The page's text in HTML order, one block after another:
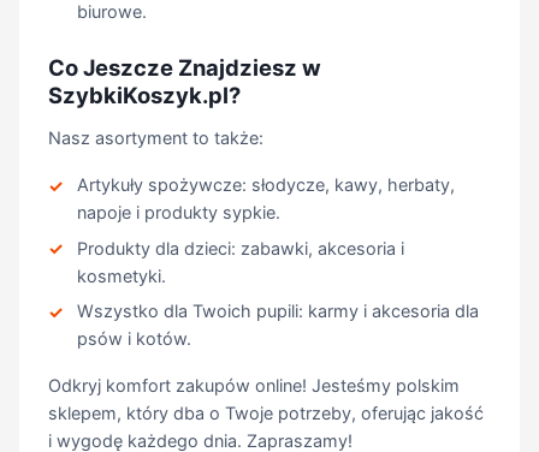
biurowe.
Co Jeszcze Znajdziesz w
SzybkiKoszyk.pl?
Nasz asortyment to także:
Artykuły spożywcze: słodycze, kawy, herbaty,
napoje i produkty sypkie.
Produkty dla dzieci: zabawki, akcesoria i
kosmetyki.
Wszystko dla Twoich pupili: karmy i akcesoria dla
psów i kotów.
Odkryj komfort zakupów online! Jesteśmy polskim
sklepem, który dba o Twoje potrzeby, oferując jakość
i wygodę każdego dnia. Zapraszamy!